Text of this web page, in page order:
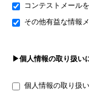
コンテストメール
その他有益な情報
▶個人情報の取り扱い
個人情報の取り扱